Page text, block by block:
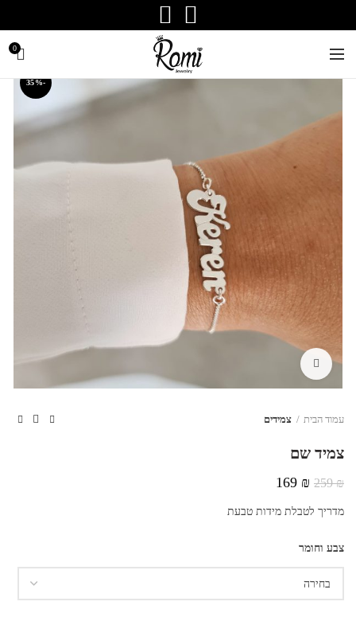
0
-35%
עמוד הבית צמידים
צמיד שם
259₪
המחיר
היה:
169 ₪
הוא:
מדריך לטבלת מידות טבעת
צבע וחומר